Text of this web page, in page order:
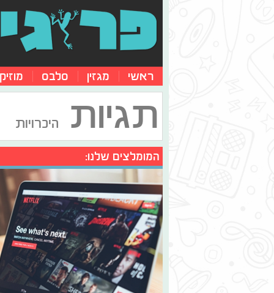
ראשי מגזין סלבס
תגיות היכרויות
המומלצים שלנו: